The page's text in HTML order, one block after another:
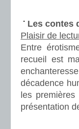
Les contes
Plaisir de
Entre
recueil est
décadence
les
présentation